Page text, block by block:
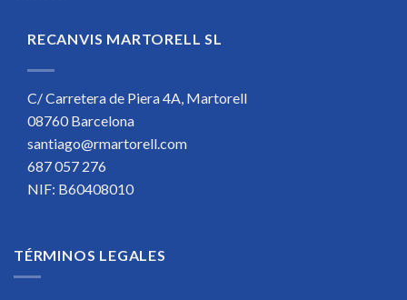
RECANVIS MARTORELL SL
C/ Carretera de Piera 4A, Martorell
08760 Barcelona
santiago@rmartorell.com
687 057 276
NIF: B60408010
TÉRMINOS LEGALES